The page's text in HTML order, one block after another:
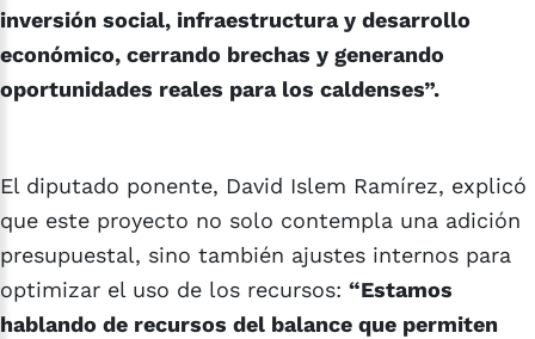
inversión social, infraestructura y desarrollo
económico, cerrando brechas y generando
oportunidades reales para los caldenses”.
El diputado ponente, David Islem Ramírez, explicó
que este proyecto no solo contempla una adición
presupuestal, sino también ajustes internos para
optimizar el uso de los recursos: “Estamos
hablando de recursos del balance que permiten